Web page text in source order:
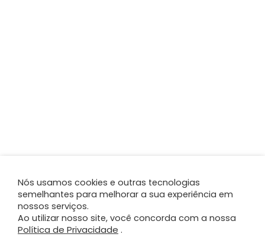
Nós usamos cookies e outras tecnologias
semelhantes para melhorar a sua experiência em
nossos serviços.
Ao utilizar nosso site, você concorda com a nossa
Política de Privacidade .